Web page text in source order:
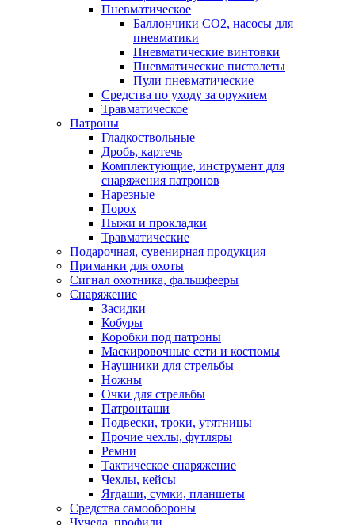
Пневматическое
Баллончики СО2, насосы для
пневматики
Пневматические винтовки
Пневматические пистолеты
Пули пневматические
Средства по уходу за оружием
Травматическое
Патроны
Гладкоствольные
Дробь, картечь
Комплектующие, инструмент для
снаряжения патронов
Нарезные
Порох
Пыжи и прокладки
Травматические
Подарочная, сувенирная продукция
Приманки для охоты
Сигнал охотника, фальшфееры
Снаряжение
Засидки
Кобуры
Коробки под патроны
Маскировочные сети и костюмы
Наушники для стрельбы
Ножны
Очки для стрельбы
Патронташи
Подвески, троки, утятницы
Прочие чехлы, футляры
Ремни
Тактическое снаряжение
Чехлы, кейсы
Ягдаши, сумки, планшеты
Средства самообороны
Чучела, профили